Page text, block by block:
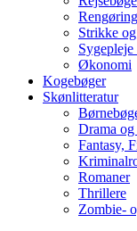
Strikke
Økonomi
Kogebøger
Skønlitteratur
Drama
Fantasy,
Romaner
Thrillere
Zombie-